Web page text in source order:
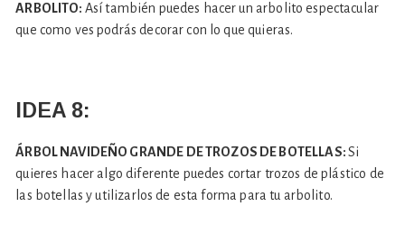
ARBOLITO: Así también puedes hacer un arbolito espectacular
que como ves podrás decorar con lo que quieras.
IDEA 8:
ÁRBOL NAVIDEÑO GRANDE DE TROZOS DE BOTELLAS:Si
quieres hacer algo diferente puedes cortar trozos de plástico de
las botellas y utilizarlos de esta forma para tu arbolito.